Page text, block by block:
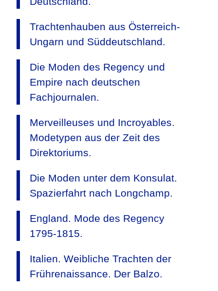
Trachtenhauben aus Österreich-
Ungarn und Süddeutschland.
Die Moden des Regency und
Empire nach deutschen
Fachjournalen.
Merveilleuses und Incroyables.
Modetypen aus der Zeit des
Direktoriums.
Die Moden unter dem Konsulat.
Spazierfahrt nach Longchamp.
England. Mode des Regency
1795-1815.
Italien. Weibliche Trachten der
Frührenaissance. Der Balzo.